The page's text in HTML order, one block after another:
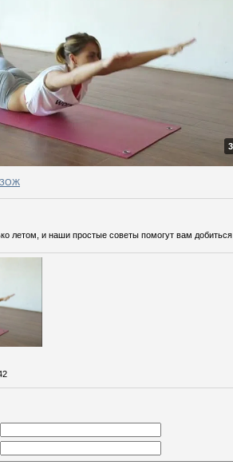
ЗОЖ
летом, и наши простые советы помогут вам добиться